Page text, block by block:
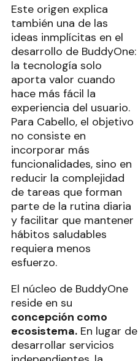
Este origen explica
también una de las
ideas inmplícitas en el
desarrollo de BuddyOne:
la tecnología solo
aporta valor cuando
hace más fácil la
experiencia del usuario.
Para Cabello, el objetivo
no consiste en
incorporar más
funcionalidades, sino en
reducir la complejidad
de tareas que forman
parte de la rutina diaria
y facilitar que mantener
hábitos saludables
requiera menos
esfuerzo.
El núcleo de BuddyOne
reside en su
concepción como
ecosistema.En lugar de
desarrollar servicios